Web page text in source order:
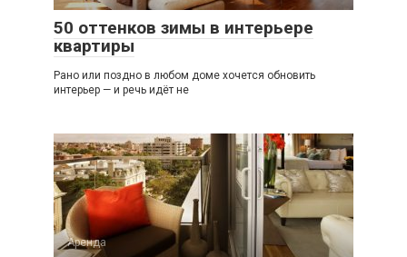
50 оттенков зимы в интерьере
квартиры
Рано или поздно в любом доме хочется обновить
интерьер — и речь идёт не
Аренда